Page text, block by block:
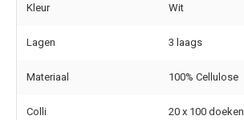
Kleur Wit
Lagen 3 laags
Materiaal 100% Cellulose
Colli 20 x 100 doeken